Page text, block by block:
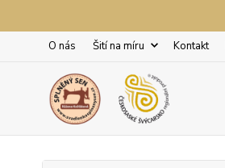
O nás Šití na míru Kontakt